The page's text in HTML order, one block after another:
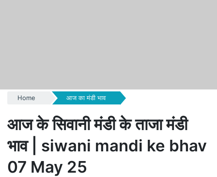
Home आज का मंडी भाव
आज के सिवानी मंडी के ताजा मंडी
भाव | siwani mandi ke bhav
07 May 25